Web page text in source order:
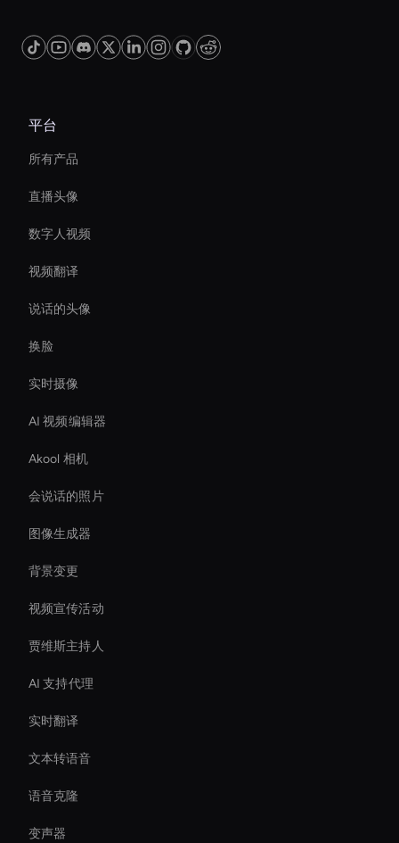
平台
所有产品
直播头像
数字人视频
视频翻译
说话的头像
换脸
实时摄像
AI 视频编辑器
Akool 相机
会说话的照片
图像生成器
背景变更
视频宣传活动
贾维斯主持人
AI 支持代理
实时翻译
文本转语音
语音克隆
变声器